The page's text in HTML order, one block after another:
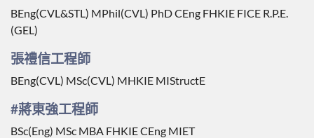
BEng(CVL&STL) MPhil(CVL) PhD CEng FHKIE FICE R.P.E.
(GEL)
張禮信工程師
BEng(CVL) MSc(CVL) MHKIE MIStructE
#蔣東強工程師
BSc(Eng) MSc MBA FHKIE CEng MIET